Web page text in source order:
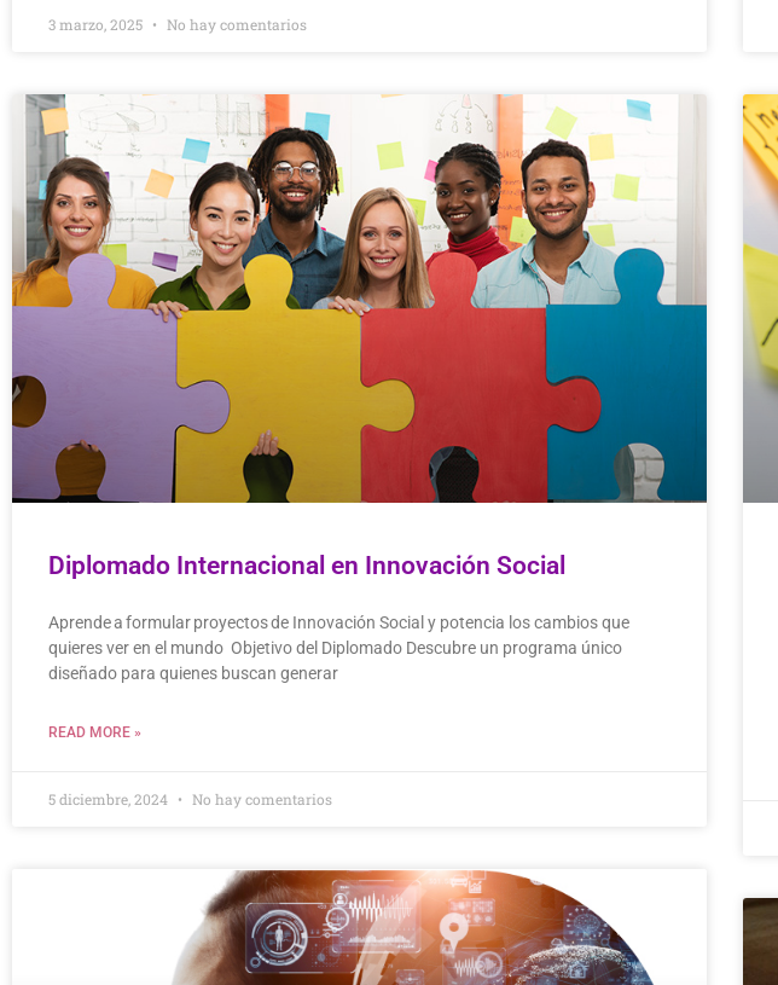
3 marzo, 2025 No hay comentarios
Diplomado Internacional en Innovación Social
Aprende a formular proyectos de Innovación Social y potencia los cambios que
quieres ver en el mundo Objetivo del Diplomado Descubre un programa único
diseñado para quienes buscan generar
READ MORE »
5 diciembre, 2024 No hay comentarios